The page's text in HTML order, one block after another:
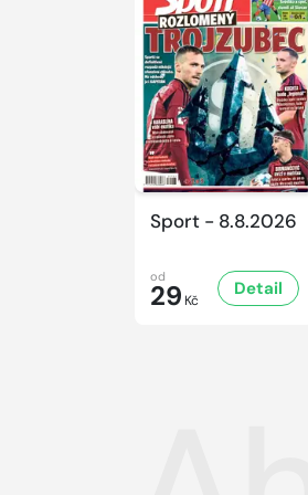
Sport - 8.8.2026
od
29 Kč
Detail